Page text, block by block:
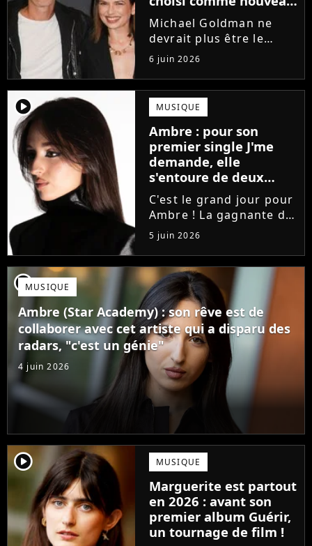
directeur ?
Michael Goldman ne
devrait plus être le
directeur de la Star
Academy lors de la
saison 2026. Et pour lui
succéder, c'est un
ancien gagnant de
l'émission de TF1 qui
sera aujourd'hui...
6 juin 2026
player2 MUSIQUE
Ambre : pour son
premier single J'me
demande, elle
s'entoure de deux
proches de Slimane
C'est le grand jour pour
Ambre ! La gagnante de
la Star Academy fait ses
premiers pas dans
l'industrie en publiant
J'me demande, un
premier single que la
chanteuse a
confectionné avec...
5 juin 2026
player2MUSIQUE
Ambre (Star Academy) : son rêve est de
collaborer avec cet artiste qui a disparu des
radars, "c'est un génie"
4 juin 2026
player2 MUSIQUE
Marguerite est partout
en 2026 : avant son
premier album Guérir,
un tournage de film !